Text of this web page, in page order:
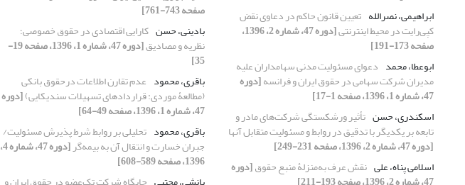
ابراهیمى، نصرالله تعیین قانون حاکم در دعاوى نقض
کپی‌رایت در محیط اینترنتى [دوره 47، شماره 2، 1396،
صفحه 173-191]
ابوعطا، محمد دعوای مسئولیت مدنی سهامداران علیه
مدیران شرکت سهامی در حقوق ایران و فرانسه[دوره
47، شماره 1، 1396، صفحه 1-17]
اسکندری، حسن تأثیر ورشکستگی شرکت‌های مادر و
تابعه بر یکدیگر با تدقیق در روابط و مسئولیت متقابل آنها
[دوره 47، شماره 2، 1396، صفحه 231-249]
اسلامی پناه، علی نقش عرف به‌منزلۀ منبع حقوق[دوره
صفحه 743-761]
بادینی، حسن کارایی اقتصادی در حقوق خصوصی؛
نظریه و مصادیق [دوره 47، شماره 1، 1396، صفحه 19-
35]
باقری، محمود عدم تقارن اطلاعات درحقوق بانکی
(مطالعۀ موردی: قراردادهای تسهیلات سندیکایی)[دوره
47، شماره 1، 1396، صفحه 49-64]
باقری، محمود تحلیلی بر روابط شرط پذیرش مسئولیت/
جبران خسارت و انتقال آن به بیمه‌گر [دوره 47، شماره 4،
1396، صفحه 589-608]